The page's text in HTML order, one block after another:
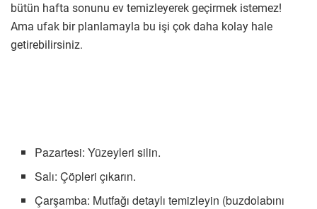
bütün hafta sonunu ev temizleyerek geçirmek istemez!
Ama ufak bir planlamayla bu işi çok daha kolay hale
getirebilirsiniz.
Pazartesi: Yüzeyleri silin.
Salı: Çöpleri çıkarın.
Çarşamba: Mutfağı detaylı temizleyin (buzdolabını